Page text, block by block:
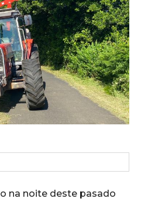
na noite deste pasado